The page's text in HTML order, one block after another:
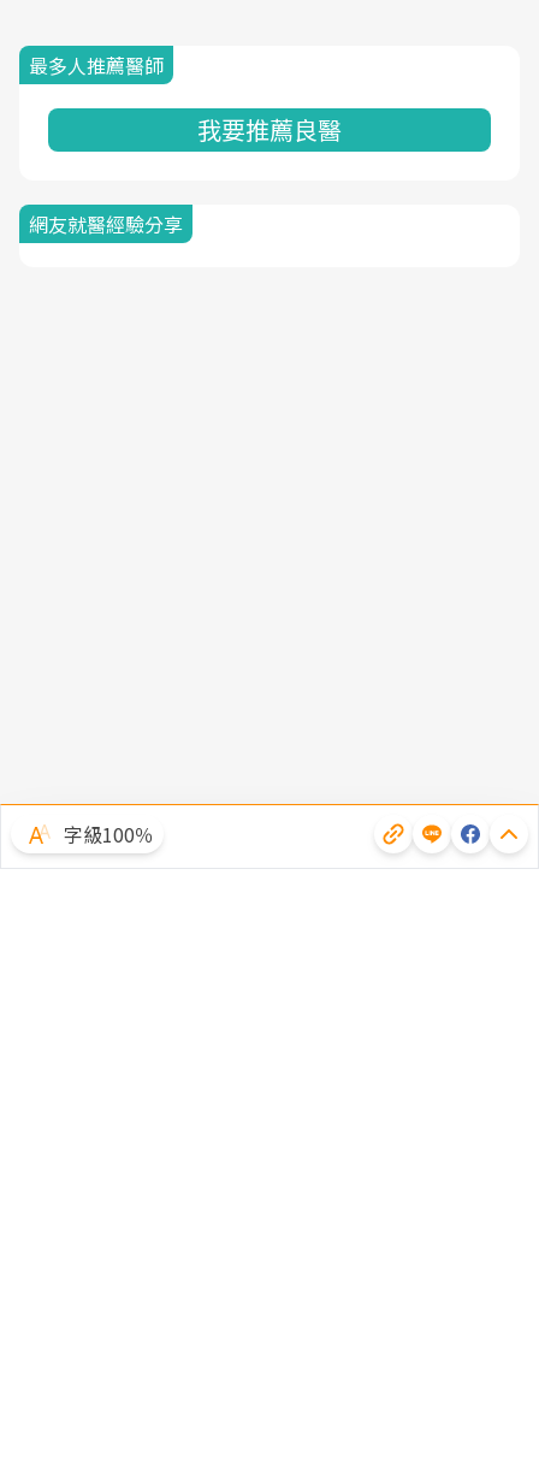
最多人推薦醫師
我要推薦良醫
網友就醫經驗分享
字級100％